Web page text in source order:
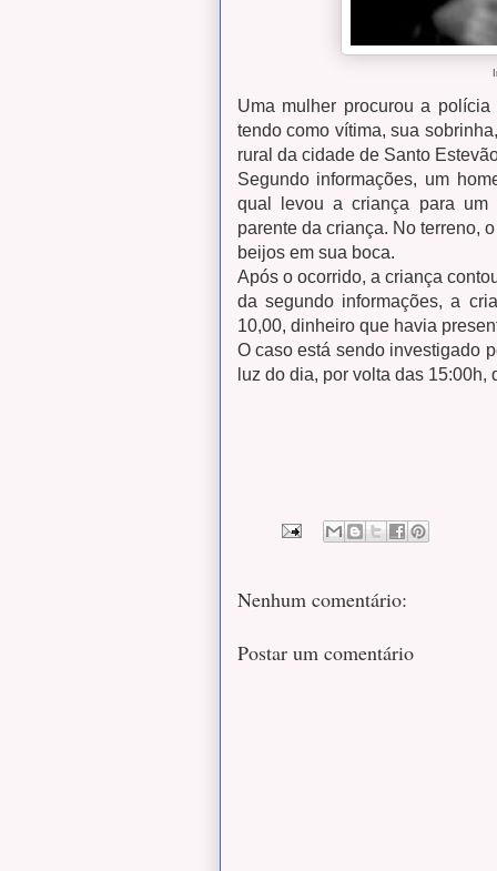
Uma mulher procurou a
tendo como vítima, sua
rural da cidade de Santo
Segundo informações, um
qual levou a criança para um
parente da criança. No terreno,
beijos em sua boca.
Após o ocorrido, a criança
da segundo informações, a
10,00, dinheiro que havia
O caso está sendo investigado
luz do dia, por volta das
Nenhum comentário:
Postar um comentário